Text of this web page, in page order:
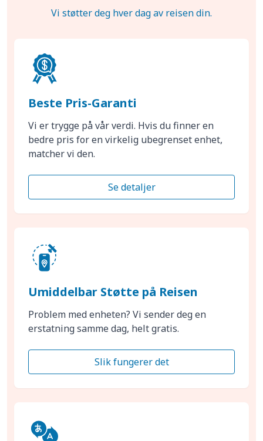
Vi støtter deg hver dag av reisen din.
Beste Pris-Garanti
Vi er trygge på vår verdi. Hvis du finner en
bedre pris for en virkelig ubegrenset enhet,
matcher vi den.
Se detaljer
Umiddelbar Støtte på Reisen
Problem med enheten? Vi sender deg en
erstatning samme dag, helt gratis.
Slik fungerer det